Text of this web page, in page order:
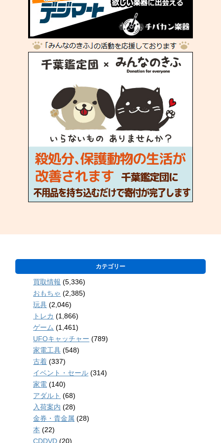
カテゴリー
買取情報 (5,336)
おもちゃ (2,385)
玩具 (2,046)
トレカ (1,866)
ゲーム (1,461)
UFOキャッチャー (789)
家電工具 (548)
古着 (337)
イベント・セール (314)
家電 (140)
アダルト (68)
入荷案内 (28)
金券・貴金属 (28)
本 (22)
CDDVD (20)